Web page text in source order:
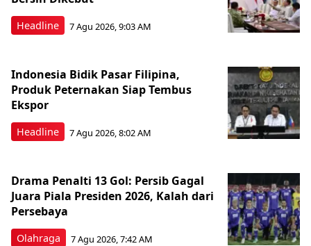
Headline 7 Agu 2026, 9:03 AM
Headline
Indonesia Bidik Pasar Filipina,
Produk Peternakan Siap Tembus
Ekspor
7 Agu 2026, 8:02 AM
Olahraga
Drama Penalti 13 Gol: Persib Gagal
Juara Piala Presiden 2026, Kalah dari
Persebaya
7 Agu 2026, 7:42 AM